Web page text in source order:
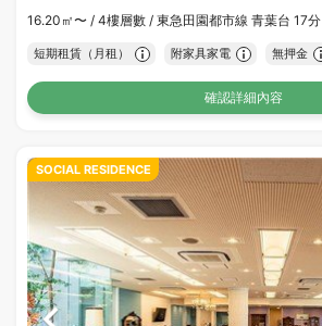
16.20㎡〜 / 4樓層數 / 東急田園都市線 青葉台 17分
短期租賃（月租） 附家具家電 無押金
確認詳細內容
SOCIAL RESIDENCE